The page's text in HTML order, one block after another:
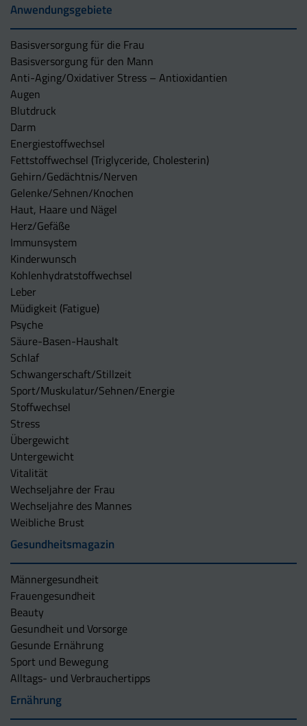
Anwendungsgebiete
Basisversorgung für die Frau
Basisversorgung für den Mann
Anti-Aging/Oxidativer Stress – Antioxidantien
Augen
Blutdruck
Darm
Energiestoffwechsel
Fettstoffwechsel (Triglyceride, Cholesterin)
Gehirn/Gedächtnis/Nerven
Gelenke/Sehnen/Knochen
Haut, Haare und Nägel
Herz/Gefäße
Immunsystem
Kinderwunsch
Kohlenhydratstoffwechsel
Leber
Müdigkeit (Fatigue)
Psyche
Säure-Basen-Haushalt
Schlaf
Schwangerschaft/Stillzeit
Sport/Muskulatur/Sehnen/Energie
Stoffwechsel
Stress
Übergewicht
Untergewicht
Vitalität
Wechseljahre der Frau
Wechseljahre des Mannes
Weibliche Brust
Gesundheitsmagazin
Männergesundheit
Frauengesundheit
Beauty
Gesundheit und Vorsorge
Gesunde Ernährung
Sport und Bewegung
Alltags- und Verbrauchertipps
Ernährung